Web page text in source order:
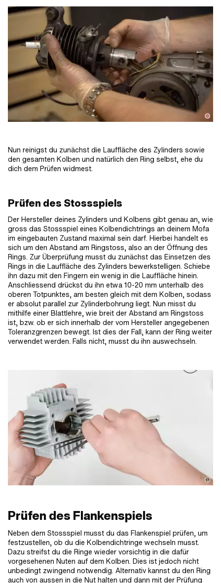
Nun reinigst du zunächst die Lauffläche des Zylinders sowie
den gesamten Kolben und natürlich den Ring selbst, ehe du
dich dem Prüfen widmest.
Prüfen des Stossspiels
Der Hersteller deines Zylinders und Kolbens gibt genau an, wie
gross das Stossspiel eines Kolbendichtrings an deinem Mofa
im eingebauten Zustand maximal sein darf. Hierbei handelt es
sich um den Abstand am Ringstoss, also an der Öffnung des
Rings. Zur Überprüfung musst du zunächst das Einsetzen des
Rings in die Lauffläche des Zylinders bewerkstelligen. Schiebe
ihn dazu mit den Fingern ein wenig in die Lauffläche hinein.
Anschliessend drückst du ihn etwa 10-20 mm unterhalb des
oberen Totpunktes, am besten gleich mit dem Kolben, sodass
er absolut parallel zur Zylinderbohrung liegt. Nun misst du
mithilfe einer Blattlehre, wie breit der Abstand am Ringstoss
ist, bzw. ob er sich innerhalb der vom Hersteller angegebenen
Toleranzgrenzen bewegt. Ist dies der Fall, kann der Ring weiter
verwendet werden. Falls nicht, musst du ihn auswechseln.
Prüfen des Flankenspiels
Neben dem Stossspiel musst du das Flankenspiel prüfen, um
festzustellen, ob du die Kolbendichtringe wechseln musst.
Dazu streifst du die Ringe wieder vorsichtig in die dafür
vorgesehenen Nuten auf dem Kolben. Dies ist jedoch nicht
unbedingt zwingend notwendig. Alternativ kannst du den Ring
auch von aussen in die Nut halten und dann mit der Prüfung